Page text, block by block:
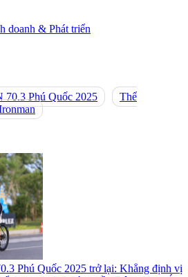
doanh & Phát triển
Phú Quốc 2025
Thể
Phú Quốc 2025 trở lại: Khẳng định vị